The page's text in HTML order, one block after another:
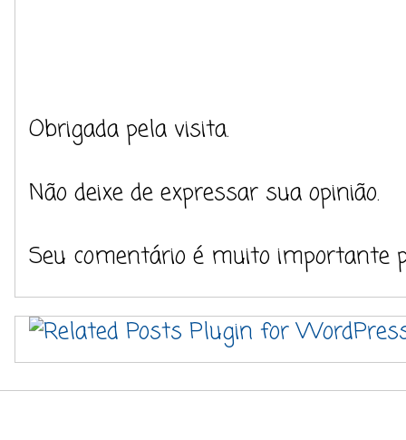
Obrigada pela visita.
Não deixe de expressar sua opinião.
Seu comentário é muito importante